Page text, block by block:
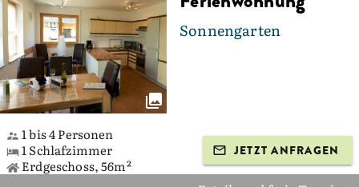
Sonnengarten
1 bis 4 Personen
1 Schlafzimmer
Erdgeschoss, 56m²
JETZT ANFRAGEN